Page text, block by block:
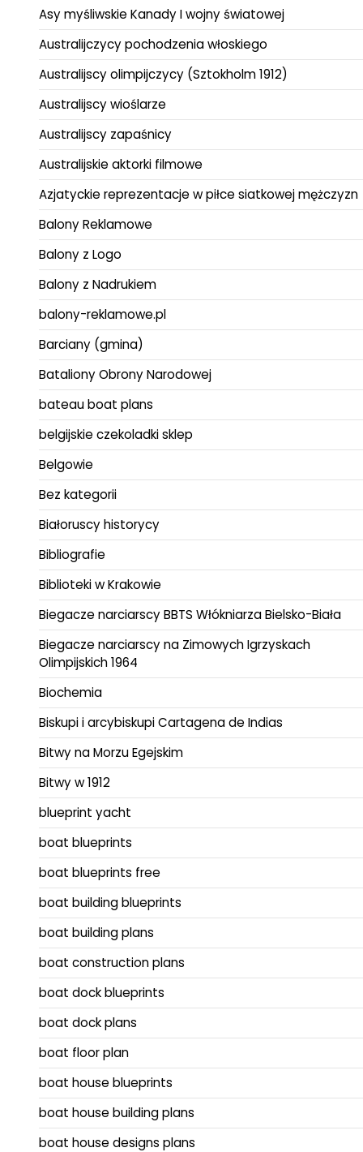
Asy myśliwskie Kanady I wojny światowej
Australijczycy pochodzenia włoskiego
Australijscy olimpijczycy (Sztokholm 1912)
Australijscy wioślarze
Australijscy zapaśnicy
Australijskie aktorki filmowe
Azjatyckie reprezentacje w piłce siatkowej mężczyzn
Balony Reklamowe
Balony z Logo
Balony z Nadrukiem
balony-reklamowe.pl
Barciany (gmina)
Bataliony Obrony Narodowej
bateau boat plans
belgijskie czekoladki sklep
Belgowie
Bez kategorii
Białoruscy historycy
Bibliografie
Biblioteki w Krakowie
Biegacze narciarscy BBTS Włókniarza Bielsko-Biała
Biegacze narciarscy na Zimowych Igrzyskach
Olimpijskich 1964
Biochemia
Biskupi i arcybiskupi Cartagena de Indias
Bitwy na Morzu Egejskim
Bitwy w 1912
blueprint yacht
boat blueprints
boat blueprints free
boat building blueprints
boat building plans
boat construction plans
boat dock blueprints
boat dock plans
boat floor plan
boat house blueprints
boat house building plans
boat house designs plans